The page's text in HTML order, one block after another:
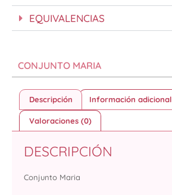
EQUIVALENCIAS
CONJUNTO MARIA
Descripción Información adicional
Valoraciones (0)
DESCRIPCIÓN
Conjunto Maria